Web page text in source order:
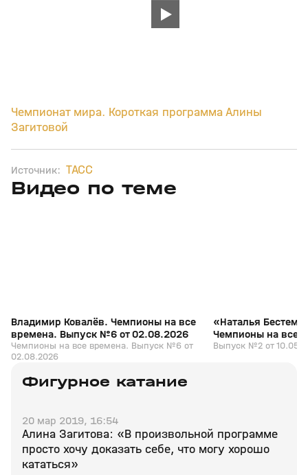
Чемпионат мира. Короткая программа Алины
Загитовой
Источник: ТАСС
Видео по теме
02 авг, 10:57
Владимир Ковалёв. Чемпионы на все
времена. Выпуск №6 от 02.08.2026
Чемпионы на все времена. Выпуск №6 от
02.08.2026
«Наталья
Чемпионы на все
от 10.05.2026
Выпуск №2 от
Фигурное катание
20 мар 2019, 16:54
Алина Загитова: «В произвольной программе
просто хочу доказать себе, что могу хорошо
кататься»